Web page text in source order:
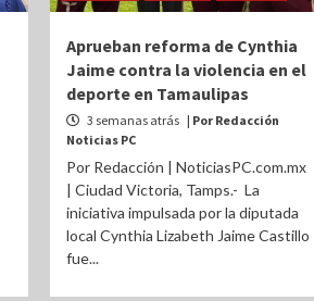
Aprueban reforma de Cynthia
Jaime contra la violencia en el
deporte en Tamaulipas
3 semanas atrás | Por Redacción
Noticias PC
Por Redacción | NoticiasPC.com.mx
| Ciudad Victoria, Tamps.- La
iniciativa impulsada por la diputada
local Cynthia Lizabeth Jaime Castillo
fue...